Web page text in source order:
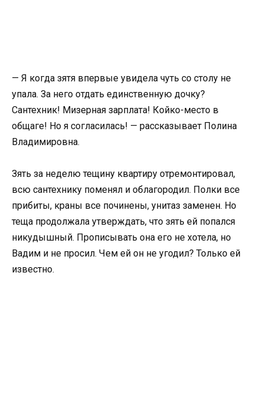
— Я когда зятя впервые увидела чуть со столу не
упала. За него отдать единственную дочку?
Сантехник! Мизерная зарплата! Койко-место в
общаге! Но я согласилась! — рассказывает Полина
Владимировна.
Зять за неделю тещину квартиру отремонтировал,
всю сантехнику поменял и облагородил. Полки все
прибиты, краны все починены, унитаз заменен. Но
теща продолжала утверждать, что зять ей попался
никудышный. Прописывать она его не хотела, но
Вадим и не просил. Чем ей он не угодил? Только ей
известно.